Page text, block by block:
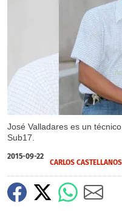
José Valladares es un
Sub17.
2015-09-22
CARLOS CASTELLANOS